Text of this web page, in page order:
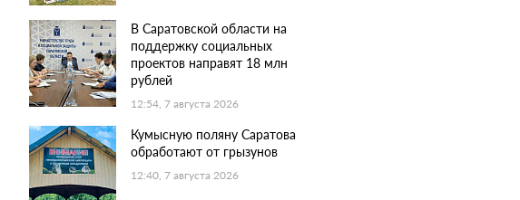
В Саратовской области на
поддержку социальных
проектов направят 18 млн
рублей
12:54, 7 августа 2026
Кумысную поляну Саратова
обработают от грызунов
12:40, 7 августа 2026